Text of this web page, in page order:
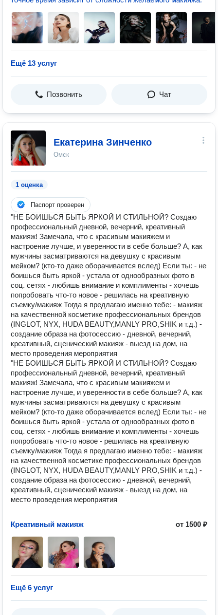
Ещё 13 услуг
Позвонить Чат
Екатерина Зинченко
Омск
1 оценка
Паспорт проверен
"НЕ БОИШЬСЯ БЫТЬ ЯРКОЙ И СТИЛЬНОЙ? Создаю
профессиональный дневной, вечерний, креативный
макияж! Замечала, что с красивым макияжем и
настроение лучше, и уверенности в себе больше? А, как
мужчины засматриваются на девушку с красивым
мейком? (кто-то даже оборачивается вслед) Если ты: - не
боишься быть яркой - устала от однообразных фото в
соц. сетях - любишь внимание и комплименты - хочешь
попробовать что-то новое - решилась на креативную
съемку/макияж Тогда я предлагаю именно тебе: - макияж
на качественной косметике профессиональных брендов
(INGLOT, NYX, HUDA BEAUTY,MANLY PRO,SHIK и т.д.) -
создание образа на фотосессию - дневной, вечерний,
креативный, сценический макияж - выезд на дом, на
место проведения мероприятия
"НЕ БОИШЬСЯ БЫТЬ ЯРКОЙ И СТИЛЬНОЙ? Создаю
профессиональный дневной, вечерний, креативный
макияж! Замечала, что с красивым макияжем и
настроение лучше, и уверенности в себе больше? А, как
мужчины засматриваются на девушку с красивым
мейком? (кто-то даже оборачивается вслед) Если ты: - не
боишься быть яркой - устала от однообразных фото в
соц. сетях - любишь внимание и комплименты - хочешь
попробовать что-то новое - решилась на креативную
съемку/макияж Тогда я предлагаю именно тебе: - макияж
на качественной косметике профессиональных брендов
(INGLOT, NYX, HUDA BEAUTY,MANLY PRO,SHIK и т.д.) -
создание образа на фотосессию - дневной, вечерний,
креативный, сценический макияж - выезд на дом, на
место проведения мероприятия
Креативный макияж от 1500 ₽
Ещё 6 услуг